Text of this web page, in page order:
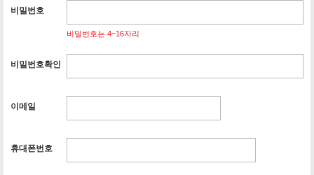
비밀번호
비밀번호는 4~16자리
비밀번호확인
이메일
휴대폰번호